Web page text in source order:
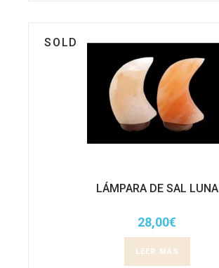
SOLD
LÁMPARA DE SAL LUNA
28,00€
LEER MÁS